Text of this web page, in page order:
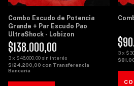
Combo Escudo de Potencia
Grande + Par Escudo Pao
UltraShock - Lobizon
$138.000,00
3x $46.000,00 sin interés
$124.200,00 con Transferencia
Bancaria
3x